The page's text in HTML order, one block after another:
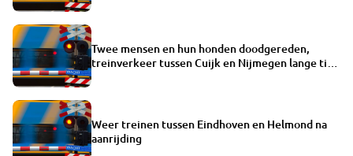
Twee mensen en hun honden doodgereden,
treinverkeer tussen Cuijk en Nijmegen lange tijd
Weer treinen tussen Eindhoven en Helmond na
aanrijding